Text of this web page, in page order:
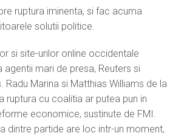
ruptura iminenta, si fac acuma
solutii politice.
si site-urilor online occidentale
mari de presa, Reuters si
Radu Marina si Matthias Williams de la
ruptura cu coalitia ar putea pun in
economice, sustinute de FMI.
dintre partide are loc intr-un moment,